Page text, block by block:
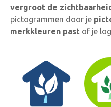
vergroot de
pictogrammen door je
merkkleuren past of je